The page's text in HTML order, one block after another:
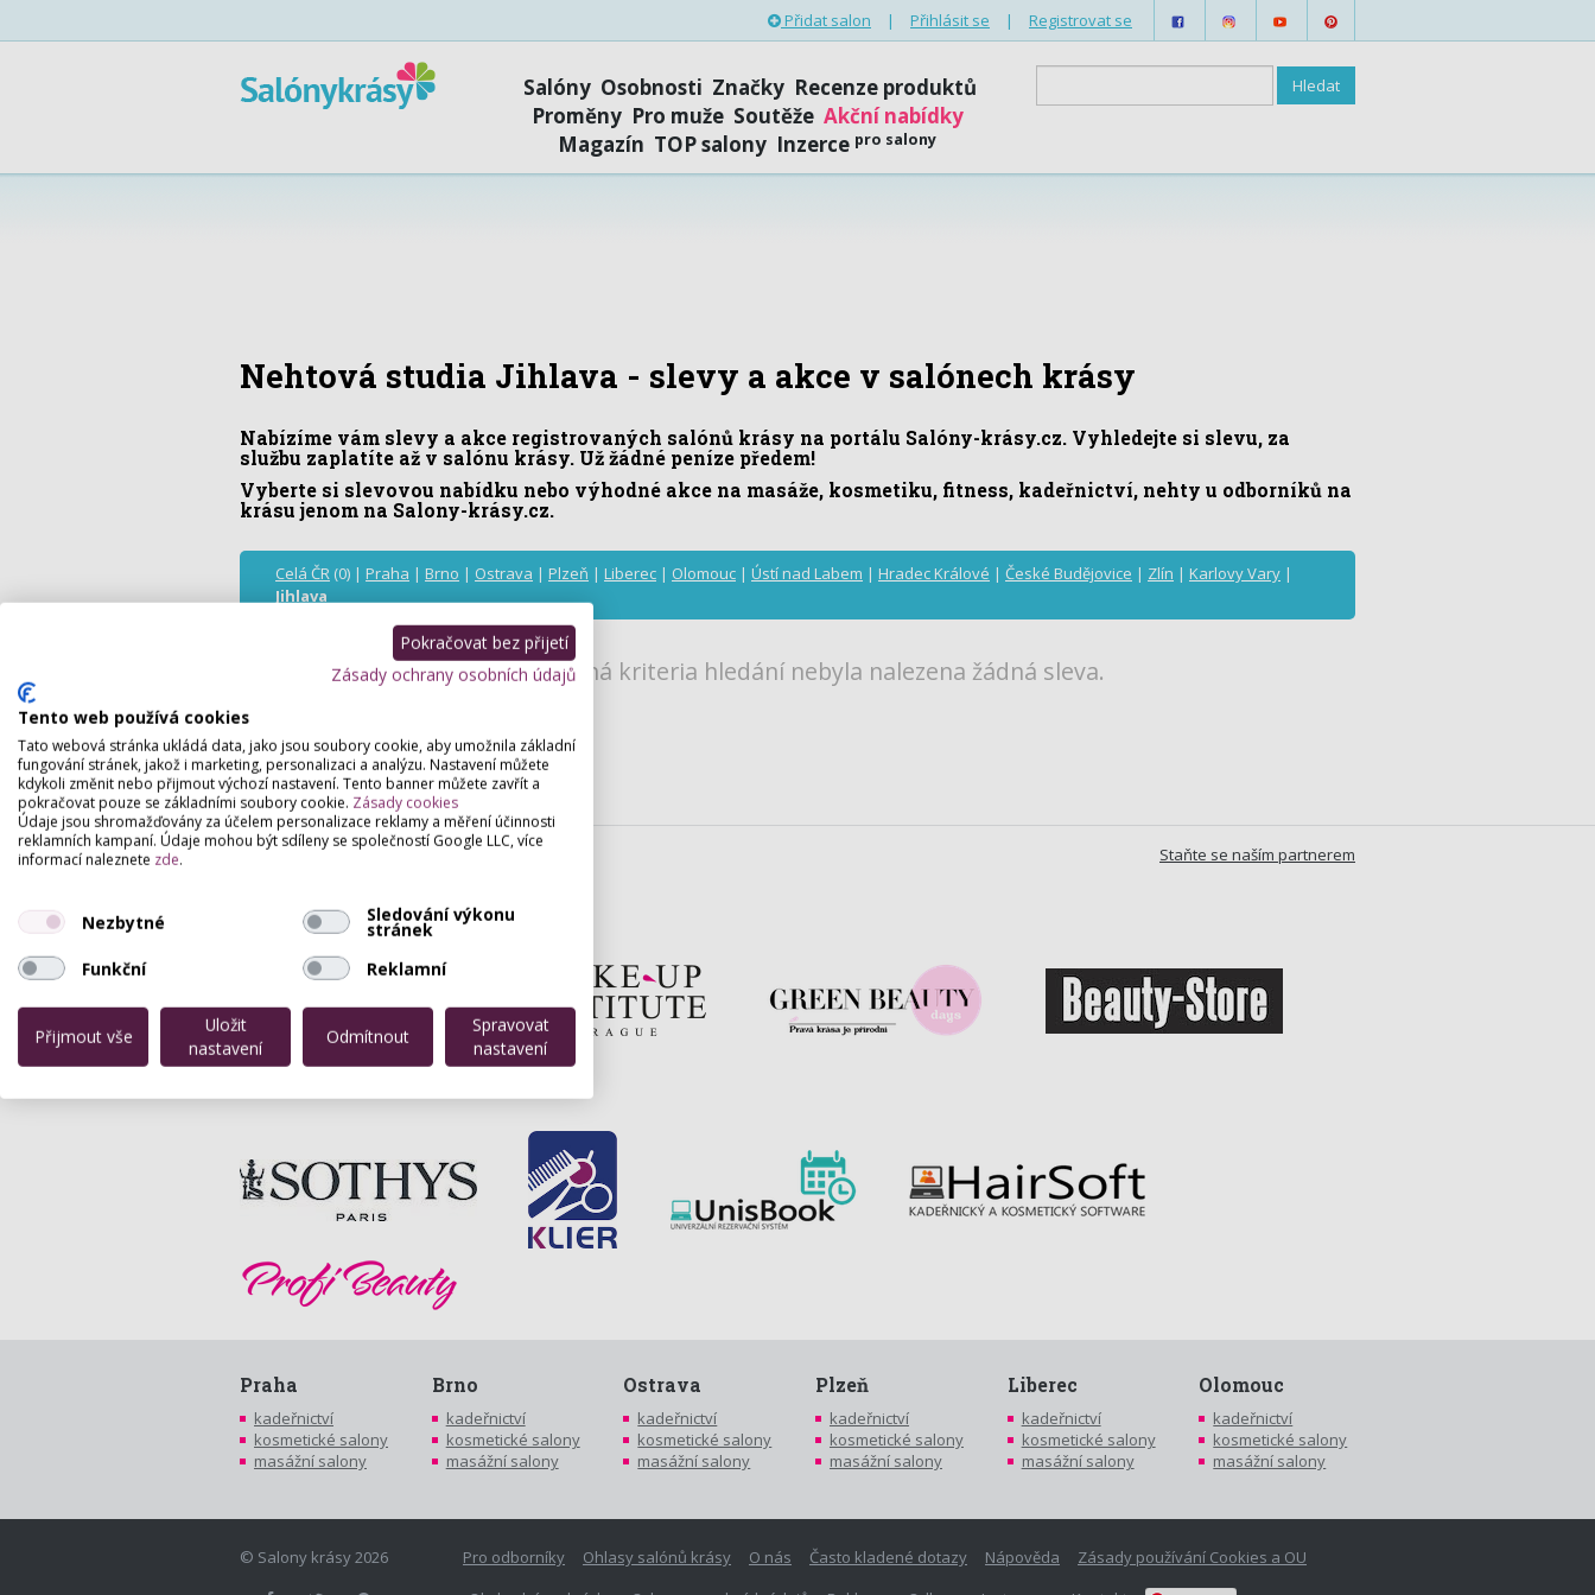
Přidat salon | Přihlásit se | Registrovat se
Salóny Osobnosti Značky Recenze produktů
Proměny Pro muže Soutěže Akční nabídky
Magazín TOP salony Inzerce pro salony
Nehtová studia Jihlava - slevy a akce v salónech krásy
Nabízíme vám slevy a akce registrovaných salónů krásy na portálu Salóny-krásy.cz. Vyhledejte si slevu, za
službu zaplatíte až v salónu krásy. Už žádné peníze předem!
Vyberte si slevovou nabídku nebo výhodné akce na masáže, kosmetiku, fitness, kadeřnictví, nehty u odborníků na
krásu jenom na Salony-krásy.cz.
Celá ČR (0) | Praha | Brno | Ostrava | Plzeň | Liberec | Olomouc | Ústí nad Labem | Hradec Králové | České Budějovice | Zlín | Karlovy Vary |
Jihlava
Pro zadaná kriteria hledání nebyla nalezena žádná sleva.
Staňte se naším partnerem
Partneři webu
Praha
kadeřnictví
kosmetické salony
masážní salony
Brno
kadeřnictví
kosmetické salony
masážní salony
Ostrava
kadeřnictví
kosmetické salony
masážní salony
Plzeň
kadeřnictví
kosmetické salony
masážní salony
Liberec
kadeřnictví
kosmetické salony
masážní salony
Olomouc
kadeřnictví
kosmetické salony
masážní salony
Pro odborníky Ohlasy salónů krásy O nás Často kladené dotazy Nápověda
Zásady používání Cookies a OU
© Salony krásy 2026
Pokračovat bez přijetí
Zásady ochrany osobních údajů
Tento web používá cookies
Tato webová stránka ukládá data, jako jsou soubory cookie, aby umožnila základní
fungování stránek, jakož i marketing, personalizaci a analýzu. Nastavení můžete
kdykoli změnit nebo přijmout výchozí nastavení. Tento banner můžete zavřít a
pokračovat pouze se základními soubory cookie. Zásady cookies
Údaje jsou shromažďovány za účelem personalizace reklamy a měření účinnosti
reklamních kampaní. Údaje mohou být sdíleny se společností Google LLC, více
informací naleznete zde.
Nezbytné Sledování výkonu
stránek
Funkční
Reklamní
Přijmout vše
Uložit
nastavení
Odmítnout
Spravovat
nastavení